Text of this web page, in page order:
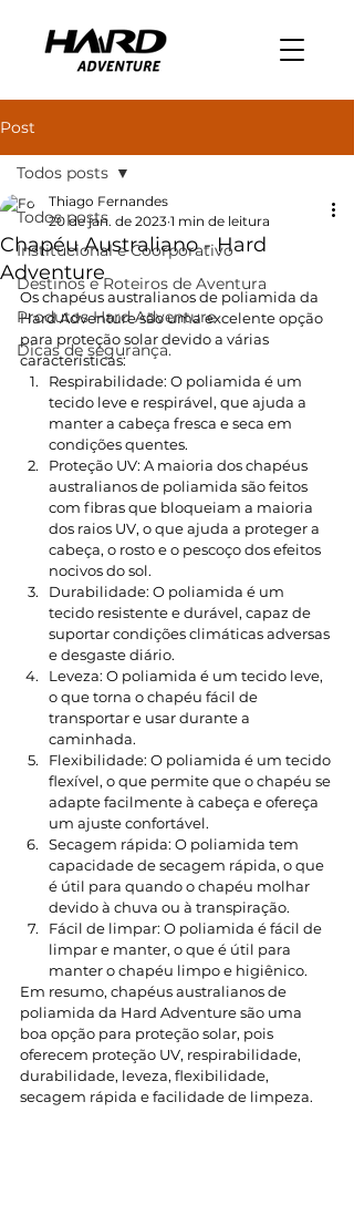
Post
Todos posts
Institucional e Coorporativo
Destinos e Roteiros de Aventura
Produtos Hard Adventure
Dicas de segurança.
Todos posts
Chapéu Australiano - Hard
Adventure
Thiago Fernandes
20 de jan. de 2023 1 min de leitura
Os chapéus australianos de poliamida da
Hard Adventure são uma excelente opção
para proteção solar devido a várias
características:
Respirabilidade: O poliamida é um
tecido leve e respirável, que ajuda a
manter a cabeça fresca e seca em
condições quentes.
Proteção UV: A maioria dos chapéus
australianos de poliamida são feitos
com fibras que bloqueiam a maioria
dos raios UV, o que ajuda a proteger a
cabeça, o rosto e o pescoço dos efeitos
nocivos do sol.
Durabilidade: O poliamida é um
tecido resistente e durável, capaz de
suportar condições climáticas adversas
e desgaste diário.
Leveza: O poliamida é um tecido leve,
o que torna o chapéu fácil de
transportar e usar durante a
caminhada.
Flexibilidade: O poliamida é um tecido
flexível, o que permite que o chapéu se
adapte facilmente à cabeça e ofereça
um ajuste confortável.
Secagem rápida: O poliamida tem
capacidade de secagem rápida, o que
é útil para quando o chapéu molhar
devido à chuva ou à transpiração.
Fácil de limpar: O poliamida é fácil de
limpar e manter, o que é útil para
manter o chapéu limpo e higiênico.
Em resumo, chapéus australianos de
poliamida da Hard Adventure são uma
boa opção para proteção solar, pois
oferecem proteção UV, respirabilidade,
durabilidade, leveza, flexibilidade,
secagem rápida e facilidade de limpeza.